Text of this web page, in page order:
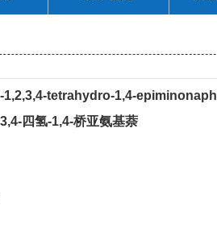
tetrahydro-1,4-
四氢-1,4-桥亚氨基萘